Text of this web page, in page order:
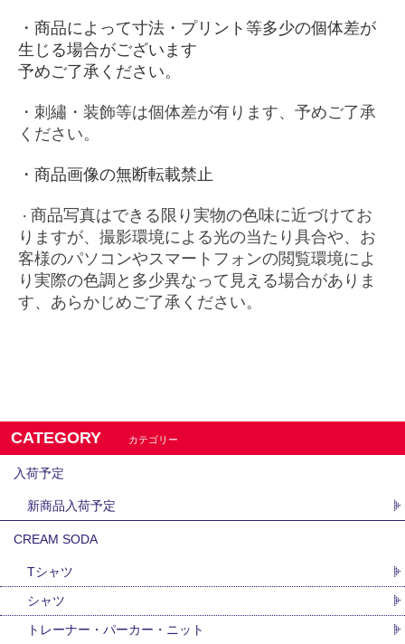
・商品によって寸法・プリント等多少の個体差が
生じる場合がございます
予めご了承ください。
・刺繡・装飾等は個体差が有ります、予めご了承
ください。
・商品画像の無断転載禁止
・ 商品写真はできる限り実物の色味に近づけてお
りますが、 撮影環境による光の当たり具合や、お
客様のパソコンやスマートフォンの閲覧環境によ
り実際の色調と多少異なって見える場合がありま
す、あらかじめご了承ください。
CATEGORY カテゴリー
入荷予定
新商品入荷予定
CREAM SODA
Tシャツ
シャツ
トレーナー・パーカー・ニット